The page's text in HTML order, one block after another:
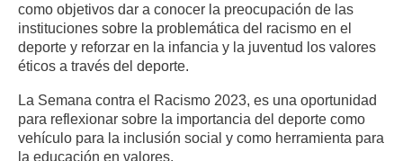
como objetivos dar a conocer la preocupación de las
instituciones sobre la problemática del racismo en el
deporte y reforzar en la infancia y la juventud los valores
éticos a través del deporte.
La Semana contra el Racismo 2023, es una oportunidad
para reflexionar sobre la importancia del deporte como
vehículo para la inclusión social y como herramienta para
la educación en valores.